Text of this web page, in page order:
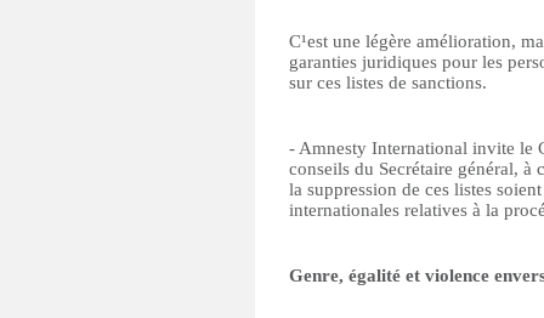
C¹est une légère amélioration,
garanties juridiques pour les
sur ces listes de sanctions.
- Amnesty International invite le
conseils du Secrétaire général, à
la suppression de ces listes
internationales relatives à la
Genre, égalité et violence